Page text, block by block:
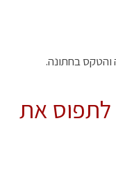
בחתונה.
לתפוס את